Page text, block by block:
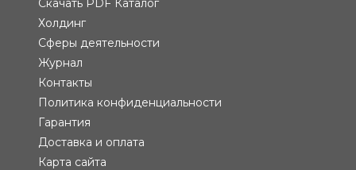
Холдинг
Сферы деятельности
Журнал
Контакты
Политика конфиденциальности
Гарантия
Доставка и оплата
Карта сайта